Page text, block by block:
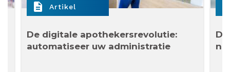
description Artikel
De digitale apothekersrevolutie:
automatiseer uw administratie